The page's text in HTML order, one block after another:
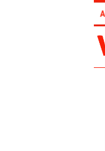
vrijeme da se